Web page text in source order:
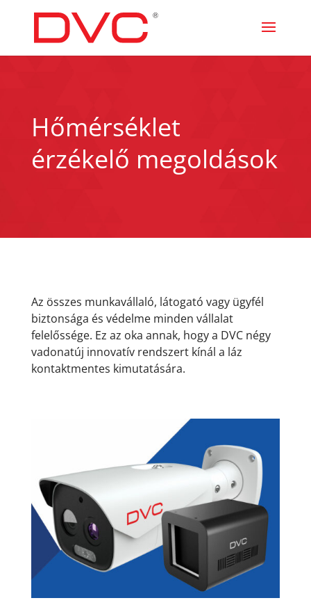
Hőmérséklet
érzékelő megoldások
Az összes munkavállaló, látogató vagy ügyfél
biztonsága és védelme minden vállalat
felelőssége. Ez az oka annak, hogy a DVC négy
vadonatúj innovatív rendszert kínál a láz
kontaktmentes kimutatására.